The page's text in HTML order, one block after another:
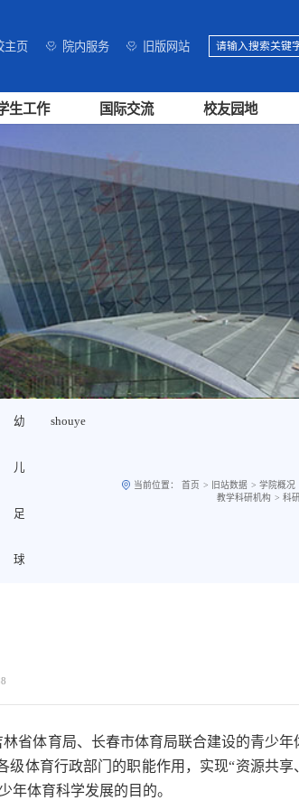
主页 院内服务 旧版网站
生工作 国际交流 校友园地
幼
儿
足
球
shouye
当前位置： 首页 > 旧站数据 > 学院概况
教学科研机构 > 科
省体育局、长春市体育局联合建设的青少年
体育行政部门的职能作用，实现“资源共享
年体育科学发展的目的。